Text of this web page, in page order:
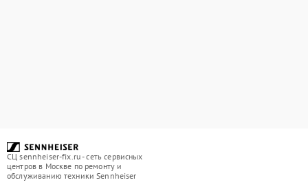
СЦ sennheiser-fix.ru - сеть сервисных
центров в Москве по ремонту и
обслуживанию техники Sennheiser